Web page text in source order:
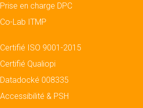
Prise en charge DPC
Co-Lab ITMP
Certifié ISO 9001-2015
Certifié Qualiopi
Datadocké 008335
Accessibilité & PSH